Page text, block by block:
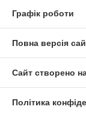
Графік роботи
Повна версія
Сайт створено
Політика